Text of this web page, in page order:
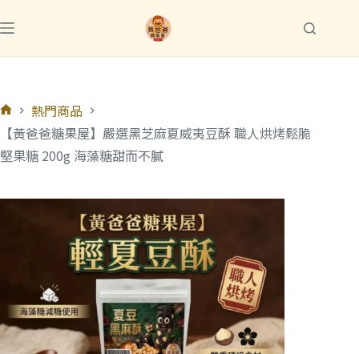
熱門商品
【黃爸爸糖果屋】嚴選黑芝麻夏威夷豆酥 職人烘烤鬆脆
堅果糖 200g 海藻糖甜而不膩